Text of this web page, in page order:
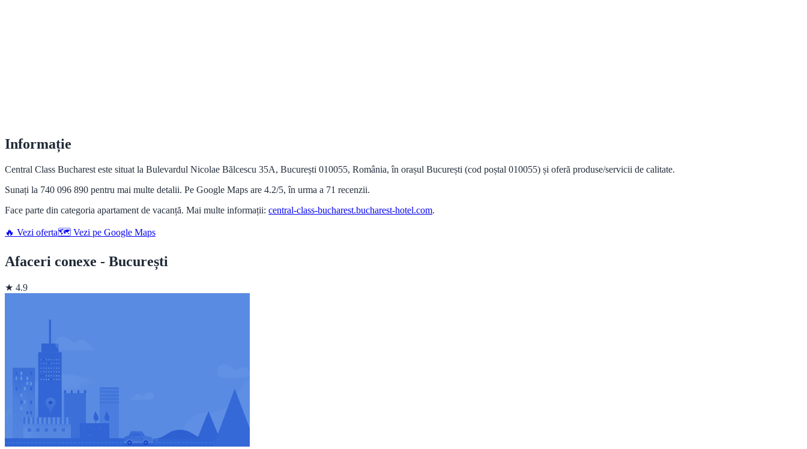
Informație
Central Class Bucharest este situat la Bulevardul Nicolae Bălcescu 35A, București 010055, România, în orașul București (cod poștal 010055) și oferă produse/servicii de calitate.
Sunați la 740 096 890 pentru mai multe detalii. Pe Google Maps are 4.2/5, în urma a 71 recenzii.
Face parte din categoria apartament de vacanță. Mai multe informații: central-class-bucharest.bucharest-hotel.com.
🔥 Vezi oferta🗺️ Vezi pe Google Maps
Afaceri conexe - București
★ 4.9